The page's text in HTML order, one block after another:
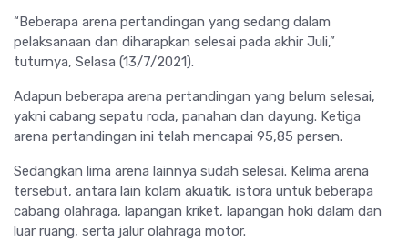
“Beberapa arena pertandingan yang sedang dalam
pelaksanaan dan diharapkan selesai pada akhir Juli,”
tuturnya, Selasa (13/7/2021).
Adapun beberapa arena pertandingan yang belum selesai,
yakni cabang sepatu roda, panahan dan dayung. Ketiga
arena pertandingan ini telah mencapai 95,85 persen.
Sedangkan lima arena lainnya sudah selesai. Kelima arena
tersebut, antara lain kolam akuatik, istora untuk beberapa
cabang olahraga, lapangan kriket, lapangan hoki dalam dan
luar ruang, serta jalur olahraga motor.